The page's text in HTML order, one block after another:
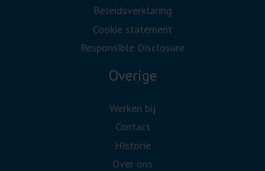
Beleidsverklaring
Cookie statement
Responsible Disclosure
Overige
Werken bij
Contact
Historie
Over ons